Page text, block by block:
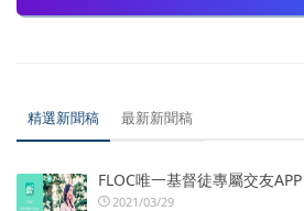
精選新聞稿 最新新聞稿
FLOC唯一基督徒專屬交友
2021/03/29